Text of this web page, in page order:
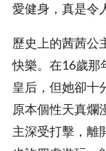
愛健身，真是令
歷史上的茜茜公
快樂。在16歲那
皇后，但她卻十
原本個性天真爛
主深受打擊，離